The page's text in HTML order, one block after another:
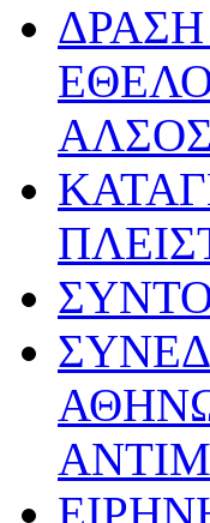
ΑΛΣΟΣ